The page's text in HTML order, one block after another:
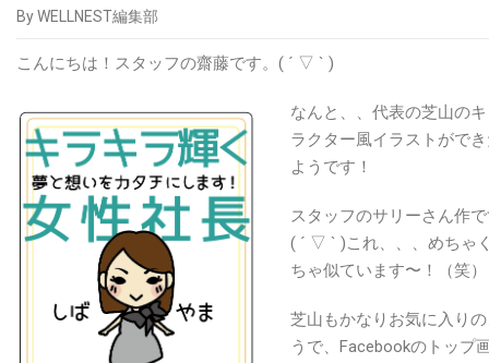
キ
ラ
ク
タ
ー
に！？
By WELLNEST編集部
こんにちは！スタッフの齋藤です。( ´ ▽ ` )
なんと、、代表の芝山の
ラクター風イラストがで
ようです！
スタッフのサリーさん作
( ´ ▽ ` )これ、、、めちゃ
ちゃ似ています〜！（笑）
芝山もかなりお気に入り
うで、Facebookのトップ